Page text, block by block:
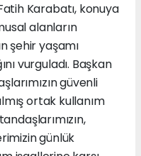
Karabatı, konuya
alanların
şehir yaşamı
vurguladı. Başkan
güvenli
ortak kullanım
günlük